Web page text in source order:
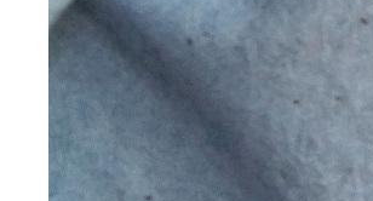
Mettmann